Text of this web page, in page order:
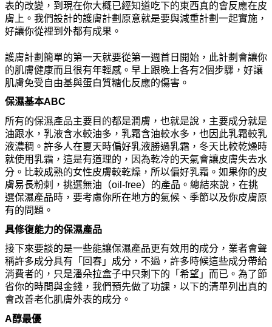
表的改變，到現在你大概已經知道吃下的東西真的會反應在皮
膚上。我們設計的護膚計劃原意就是要與減重計劃一起實施，
好讓你從裡到外都有成果。
護膚計劃簡單的第一天就要從第一週首日開始，此計劃會讓你
的肌膚健康而且很有年輕感。早上跟晚 上各有2個步驟，好讓
肌膚免受自由基與蛋白質糖化反應的傷害。
保濕基本ABC
所有的保濕產品主要目的都是潤膚，也就是說，主要成分就是
油跟水，乳液含水較油多，乳霜含油較水多，也因此乳霜較乳
液濃稠。許多人在夏天時偏好乳液勝過乳霜，冬天比較乾燥時
就使用乳霜，這是有道理的，因為乾冷的天氣會讓皮膚失去水
分。比較成熟的女性皮膚較乾燥，所以偏好乳霜。如果你的皮
膚易長粉刺，挑選無油（oil-free）的產品。總結來說，在挑
選保濕產品時 ，要考慮你所在地方的氣候、季節以及你皮膚原
有的問題。
具修復能力的保濕產品
接下來要談的是一些能讓保濕產品更有效用的成分，業者會聲
稱許多成分具有「回春」成分，不過，許多時候這些成分帶給
消費者的，只是潘朵拉盒子中只剩下的「希望」而已。 為了節
省你的時間與金錢，我們預先做了功課，以下的清單列出真的
會改善老化肌膚外表的成分。
A醇最優